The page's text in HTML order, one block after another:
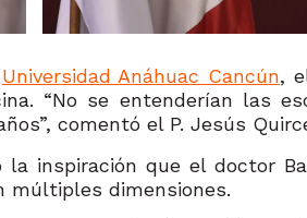
Universidad Anáhuac Cancún,
“No se entenderían las
comentó el P. Jesús
la inspiración que el doctor
múltiples dimensiones.